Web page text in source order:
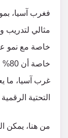
فغرب آسيا،
مثالي لتدريب
خاصة مع نمو
غرب آسيا، ما
التحتية
من هنا، يمكن